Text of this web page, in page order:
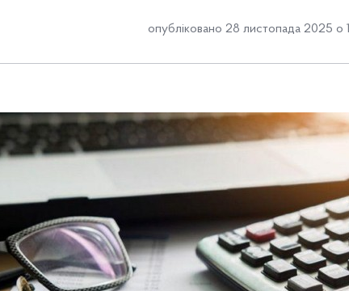
опубліковано 28 листопада 2025 о